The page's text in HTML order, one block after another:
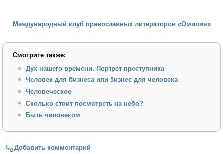
Международный клуб православных литераторов «Омилия»
Смотрите также:
Дух нашего времени. Портрет преступника
Человек для бизнеса или бизнес для человека
Человеческое
Сколько стоит посмотреть на небо?
Быть человеком
Добавить комментарий